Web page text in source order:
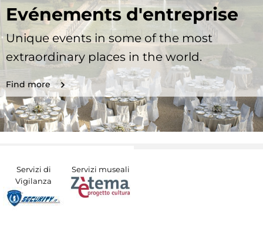
Evénements d'entreprise
Unique events in some of the most
extraordinary places in the world.
Find more
Servizi di
Vigilanza
Servizi museali